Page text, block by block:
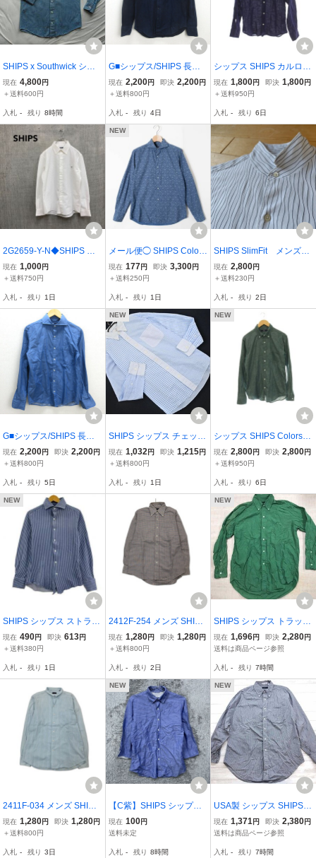
SHIPS x Southwick シッ
プス × サウスウィック イ
ンディゴシャンブレー素
ツ サイズ 14 1/2 MADE
IN USA
現在 4,800円
＋送料600円
入札 - 残り 8時間
G■シップス/SHIPS 長袖
シャツ/コットン【M】紺/
men's/195【中古】■
現在 2,200円 即決 2,200円
＋送料800円
入札 - 残り 4日
シップス SHIPS カルロバ
セッティ CarloBassetti シ
ャツ 麻 リネン S 紺色 ネ
ラー 長袖 /LP39 メンズ
現在 1,800円 即決 1,800円
＋送料950円
入札 - 残り 6日
2G2659-Y-N◆SHIPS シ
ップス 長袖シャツ ボタン
ダウンシャツ サッカー生
メンズ トップス ◆sizeL
ホワイト ポリ
現在 1,000円
＋送料750円
入札 - 残り 1日
NEW
メール便◯ SHIPS Colors
シップスカラーズ 長袖ペ
イズリー柄シャツ S 綿10
アル トップス 薄手 オー
センティック
現在 177 円 即決 3,300円
＋送料250円
入札 - 残り 1日
SHIPS SlimFit メンズ
長袖 シャツ よろけ縞
M 日本製 お洒落☆
現在 2,800円
＋送料230円
入札 - 残り 2日
G■シップス/SHIPS 長袖
シャツ/コットン【S】青
系/men's/165【中古】■
現在 2,200円 即決 2,200円
＋送料800円
入札 - 残り 5日
NEW
SHIPS シップス チェック
シャツ 水色 ■◇ ☆ gec0
メンズ
現在 1,032 円 即決 1,215円
＋送料800円
入札 - 残り 1日
NEW
シップス SHIPS Colors
ボタンダウンシャツ 長袖
L ダークグリーン /ES ■M
現在 2,800円 即決 2,800円
＋送料950円
入札 - 残り 6日
NEW
SHIPS シップス ストライ
プ 長袖シャツ sizeS/ブル
ー ゆうパケットOK
現在 490円 即決 613円
＋送料380円
入札 - 残り 1日
2412F-254 メンズ SHIPS
シップス ホワイト シャツ
M 送料一律！800円
現在 1,280円 即決 1,280円
＋送料800円
入札 - 残り 2日
NEW
SHIPS シップス トラッド
無地 長袖 ボタンダウンシ
ャツ 緑 M メンズ コット
現在 1,696円 即決 2,280円
送料は商品ページ参照
入札 - 残り 7時間
2411F-034 メンズ SHIPS
シップス ブルー シャツ M
送料一律！800円
現在 1,280円 即決 1,280円
＋送料800円
入札 - 残り 3日
NEW
【C紫】SHIPS シップス
ハードマンズ リネン コッ
トン 七分袖 シャツ サイ
現在 100円
送料未定
入札 - 残り 8時間
NEW
USA製 シップス SHIPS R
&O Hawick レトロ アメカ
ジ トラッド ギンガムチェ
現在 1,371円 即決 2,380円
送料は商品ページ参照
入札 - 残り 7時間